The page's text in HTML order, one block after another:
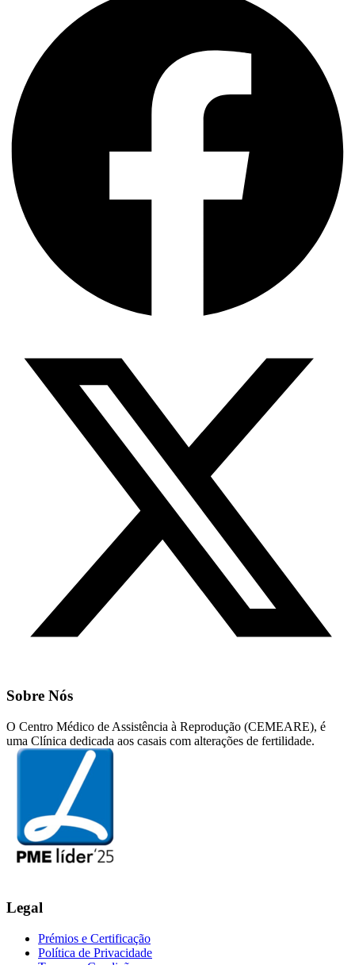
Sobre Nós
O Centro Médico de Assistência à Reprodução (CEMEARE), é
uma Clínica dedicada aos casais com alterações de fertilidade.
Legal
Prémios e Certificação
Política de Privacidade